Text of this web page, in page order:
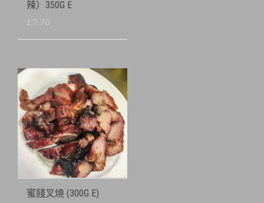
辣）350G E
£7.70
蜜餞叉燒 (300G E)